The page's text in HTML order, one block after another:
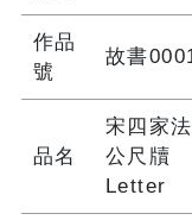
作品
號
故書
品名
宋四家
公尺牘
Letter